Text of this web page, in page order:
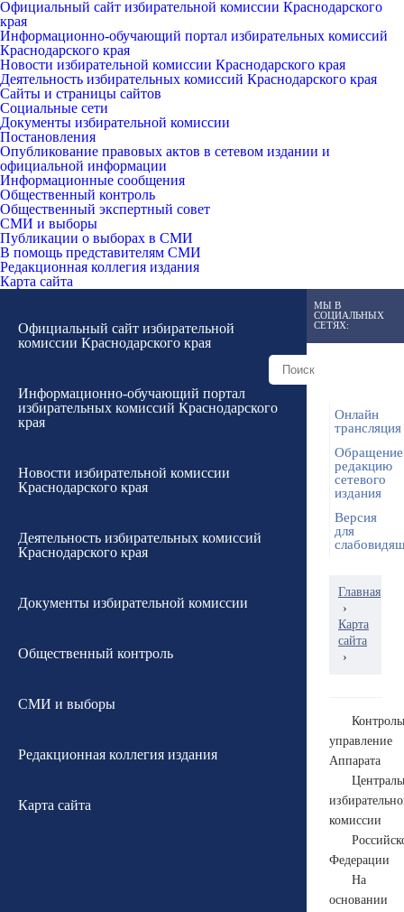
Официальный сайт избирательной комиссии Краснодарского
края
Информационно-обучающий портал избирательных комиссий
Краснодарского края
Новости избирательной комиссии Краснодарского края
Деятельность избирательных комиссий Краснодарского края
Сайты и страницы сайтов
Социальные сети
Документы избирательной комиссии
Постановления
Опубликование правовых актов в сетевом издании и
официальной информации
Информационные сообщения
Общественный контроль
Общественный экспертный совет
СМИ и выборы
Публикации о выборах в СМИ
В помощь представителям СМИ
Редакционная коллегия издания
Карта сайта
Официальный сайт избирательной
комиссии Краснодарского края
Информационно-обучающий портал
избирательных комиссий Краснодарского
края
Новости избирательной комиссии
Краснодарского края
Деятельность избирательных комиссий
Краснодарского края
Документы избирательной комиссии
Общественный контроль
СМИ и выборы
Редакционная коллегия издания
Карта сайта
МЫ В
СОЦИАЛЬНЫХ
СЕТЯХ:
Онлайн
трансляция
редакцию
сетевого
издания
Версия
для
Главная
›
Карта
сайта
›
управление
Аппарата
комиссии
Федерации
На
основании